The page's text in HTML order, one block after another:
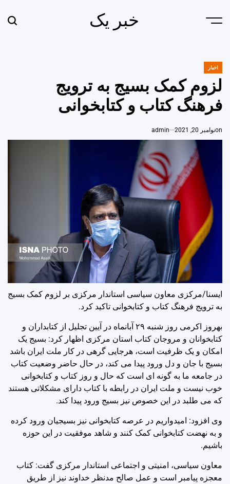
Menu خبر یک
POSTED
IN
اخبار
لزوم کمک بسیج به ترویج
فرهنگ کتاب و کتابخوانی
onنوامبر 20, 2021 admin
ایسنا/مرکزی معاون سیاسی استاندار مرکزی بر لزوم کمک بسیج
به ترویج فرهنگ کتاب و کتابخوانی تاکید کرد.
بهروز اکرمی روز شنبه ۲۹ آبانماه در آیین تجلیل از کتابداران و
کتابخوانان و مروجان کتاب استان مرکزی اظهار کرد: بسیج یک
امکان و یک ظرفیت است، هرجایی گرهی در کار ملت ایران باشد
بسیج با جان و دل ورود پیدا می کند، در حال حاضر وضعیت کتاب
در جامعه ما به گونه ای است که حال و روز کتاب و کتابخوانی
خوب نیست و ملت ایران در رابطه با کتاب دارای مشکلاتی هستند
که می طلبد در این خصوص نیز بسیج ورود پیدا کند.
وی افزود: امیدواریم در عرصه کتابخوانی نیز بسیجیان ورود کرده
و به نهضت کتابخوانی کمک کنند و شاهد موفقیت در این حوزه
باشیم.
معاون سیاسی، امنیتی و اجتماعی استاندار مرکزی گفت: کتاب
معجزه پیامبر است و عمل صالح مدنظر خداوند نیز از طریق